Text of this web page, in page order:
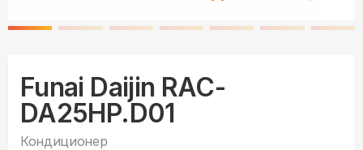
Funai Daijin RAC-
DA25HP.D01
Кондиционер